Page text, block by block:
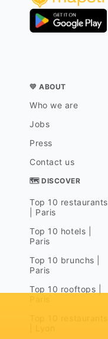
💛 ABOUT
Who we are
Jobs
Press
Contact us
🗺 DISCOVER
Top 10 restaurants
| Paris
Top 10 hotels |
Paris
Top 10 brunchs |
Paris
Top 10 rooftops |